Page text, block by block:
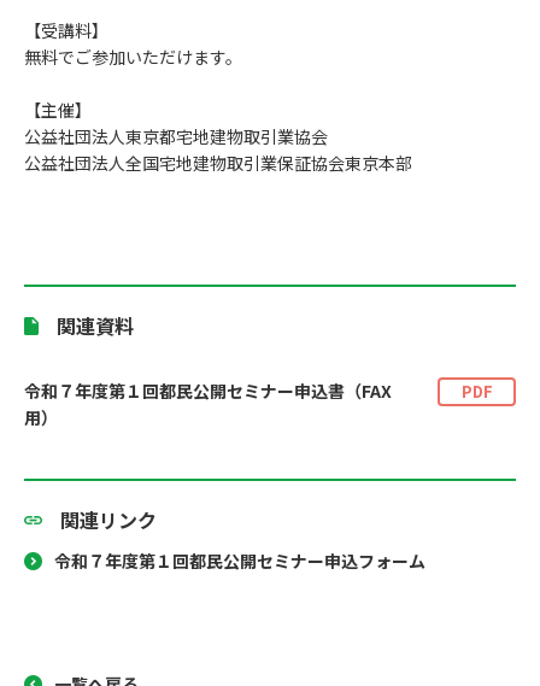
【受講料】
無料でご参加いただけます。
【主催】
公益社団法人東京都宅地建物取引業協会
公益社団法人全国宅地建物取引業保証協会東京本部
関連資料
令和７年度第１回都民公開セミナー申込書（FAX
用）
PDF
関連リンク
令和７年度第１回都民公開セミナー申込フォーム